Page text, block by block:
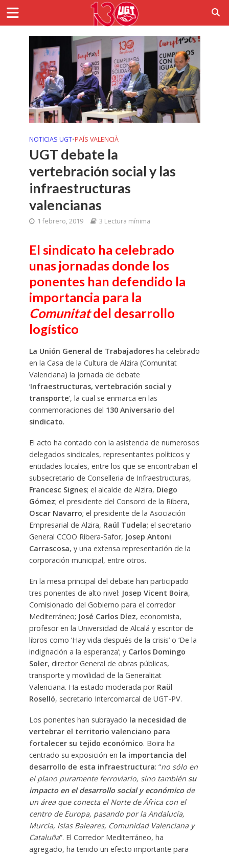
NOTICIAS UGT•PAÍS VALENCIÀ
UGT debate la
vertebración social y las
infraestructuras
valencianas
1 febrero, 2019 3 Lectura mínima
El sindicato ha celebrado
unas jornadas donde los
ponentes han defendido la
importancia para la
Comunitatdel desarrollo
logístico
La Unión General de Trabajadoresha celebrado
en la Casa de la Cultura de Alzira (Comunitat
Valenciana) la jornada de debate
‘Infraestructuras, vertebración social y
transporte‘, la cual se enmarca en las
conmemoraciones del 130 Aniversario del
sindicato.
El acto ha contado con la asistencia de numerosos
delegados sindicales, representantes políticos y
entidades locales, entre los que se encontraban el
subsecretario de Conselleria de Infraestructuras,
Francesc Signes; el alcalde de Alzira, Diego
Gómez; el presidente del Consorci de la Ribera,
Oscar Navarro; el presidente de la Asociación
Empresarial de Alzira, Raúl Tudela; el secretario
General CCOO Ribera-Safor, Josep Antoni
Carrascosa, y una extensa representación de la
corporación municipal, entre otros.
En la mesa principal del debate han participado
tres ponentes de alto nivel: Josep Vicent Boira,
Comisionado del Gobierno para el corredor
Mediterráneo; José Carlos Díez, economista,
profesor en la Universidad de Alcalá y escritor de
libros como ‘Hay vida después de la crisis’ o ‘De la
indignación a la esperanza’; y Carlos Domingo
Soler, director General de obras públicas,
transporte y movilidad de la Generalitat
Valenciana. Ha estado moderada por Raül
Roselló, secretario Intercomarcal de UGT-PV.
Los ponentes han subrayado la necesidad de
vertebrar el territorio valenciano para
fortalecer su tejido económico. Boira ha
centrado su exposición en la importancia del
desarrollo de esta infraestructura: “no sólo en
el plano puramente ferroviario, sino también su
impacto en el desarrollo social y económicode
un área que conecta el Norte de África con el
centro de Europa, pasando por la Andalucía,
Murcia, Islas Baleares, Comunidad Valenciana y
Cataluña”. El Corredor Mediterráneo, ha
agregado, ha tenido un efecto importante para